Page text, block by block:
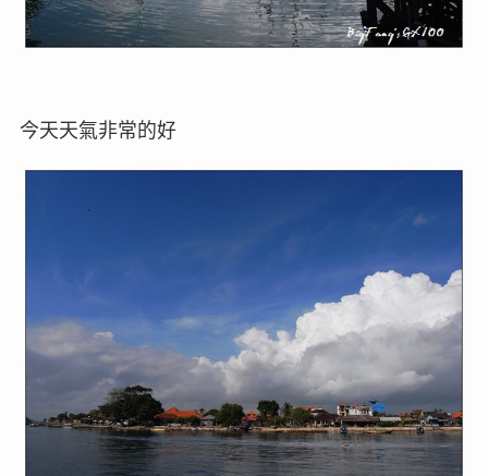
今天天氣非常的好